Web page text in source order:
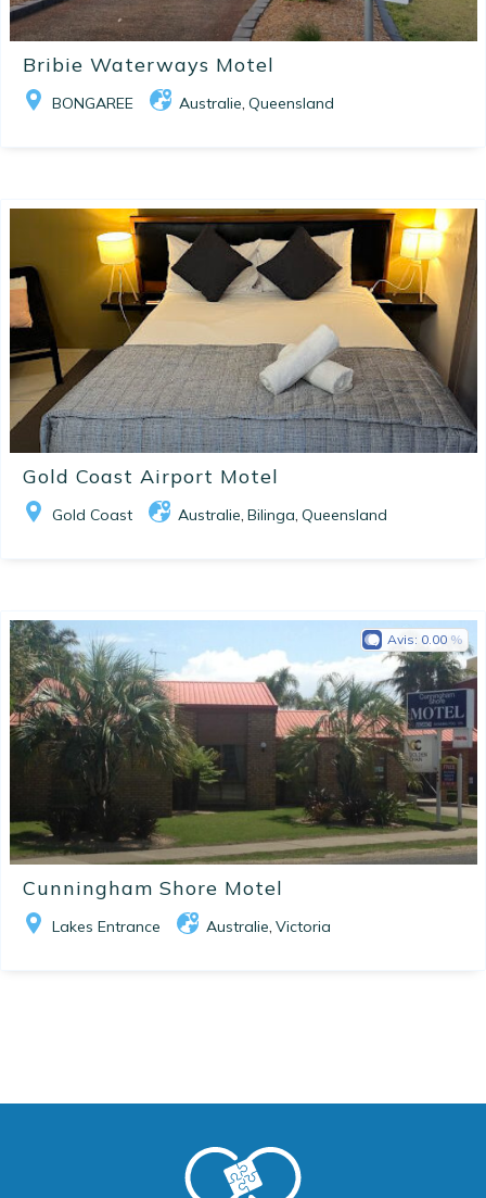
Bribie Waterways Motel
BONGAREE Australie, Queensland
Gold Coast Airport Motel
Gold Coast Australie, Bilinga, Queensland
Cunningham Shore Motel
Lakes Entrance Australie, Victoria
Avis: 0.00